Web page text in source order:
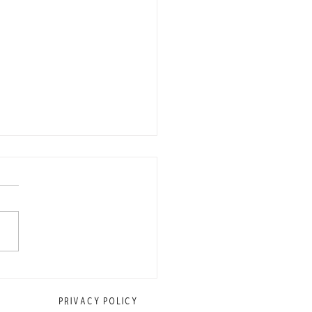
PRIVACY POLICY